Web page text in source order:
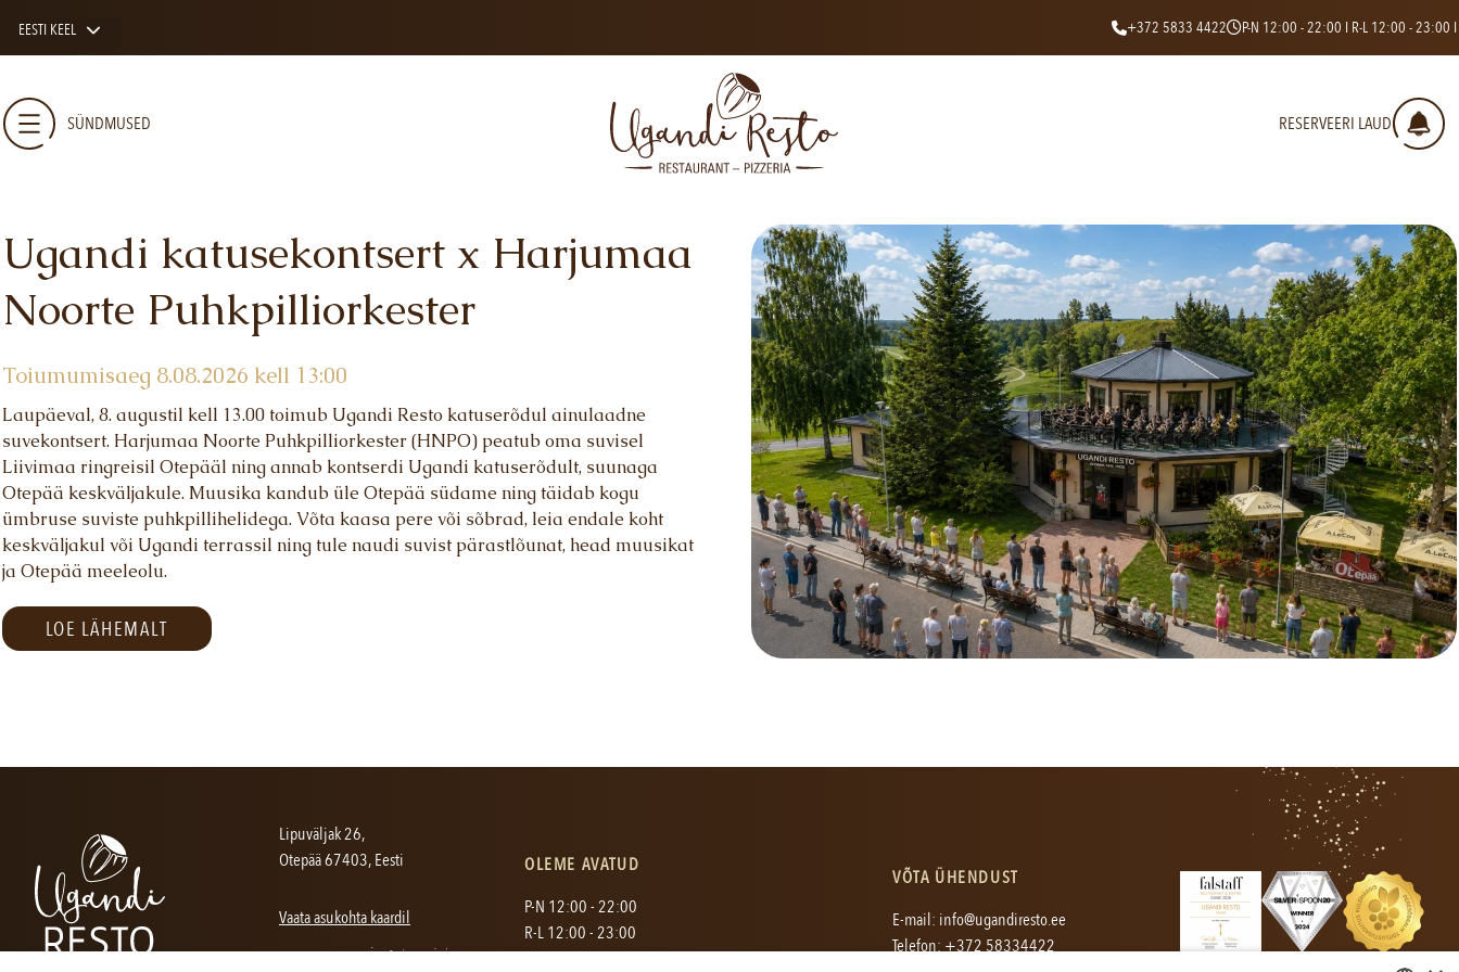
EESTI KEEL +372 5833 4422 P-N 12:00 - 22:00 I R-L 12:00 - 23:00 I
SÜNDMUSED
MENÜÜ
LIPUTOA GURMEE
SÜNDMUSED
PRIVAATRUUM
SELTSKONNAD
MEIE LUGU
HEA TEADA
KLIENDIKAART
GALERII
TULE TÖÖLE
R-L 12:00 - 23:00
Telefon:+372 58334422
RESERVEERI LAUD
Ugandi katusekontsert x Harjumaa
Noorte Puhkpilliorkester
Toiumumisaeg 8.08.2026 kell 13:00
Laupäeval, 8. augustil kell 13.00 toimub Ugandi Resto katuserõdul ainulaadne
suvekontsert. Harjumaa Noorte Puhkpilliorkester (HNPO) peatub oma suvisel
Liivimaa ringreisil Otepääl ning annab kontserdi Ugandi katuserõdult, suunaga
Otepää keskväljakule. Muusika kandub üle Otepää südame ning täidab kogu
ümbruse suviste puhkpillihelidega. Võta kaasa pere või sõbrad, leia endale koht
keskväljakul või Ugandi terrassil ning tule naudi suvist pärastlõunat, head muusikat
ja Otepää meeleolu.
LOE LÄHEMALT
Lipuväljak 26,
Otepää 67403, Eesti
Vaata asukohta kaardil
OLEME AVATUD
P-N 12:00 - 22:00
R-L 12:00 - 23:00
Köögi sulgeme üldjuhul tund aega varem
VÕTA ÜHENDUST
E-mail: info@ugandiresto.ee
Telefon:+372 58334422